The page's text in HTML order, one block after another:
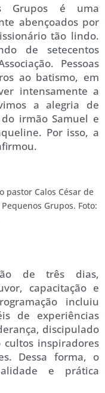
Grupos é uma
abençoados por
tão lindo.
de setecentos
Pessoas
ao batismo, em
intensamente a
a alegria de
irmão Samuel e
Por isso, a
pastor Calos César de
Grupos. Foto:
de três dias,
capacitação e
incluiu
de experiências
discipulado
inspiradores
Dessa forma, o
e prática